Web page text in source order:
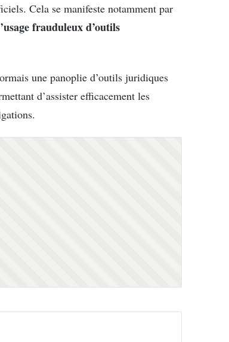
Cela se manifeste notamment par
frauduleux d’outils
une panoplie d’outils juridiques
d’assister efficacement les